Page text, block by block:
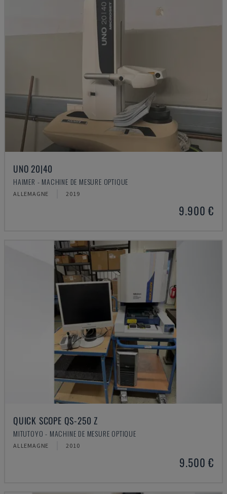
UNO 20|40
HAIMER - MACHINE DE MESURE OPTIQUE
ALLEMAGNE 2019
9.900 €
QUICK SCOPE QS-250 Z
MITUTOYO - MACHINE DE MESURE OPTIQUE
ALLEMAGNE 2010
9.500 €